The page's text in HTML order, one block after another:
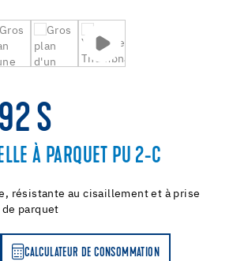
S
À PARQUET PU 2-C
résistante au cisaillement et à prise
parquet
CALCULATEUR DE CONSOMMATION